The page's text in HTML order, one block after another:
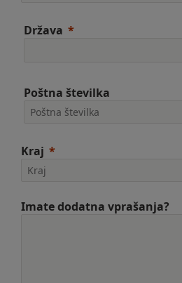
Država
Poštna številka
Kraj
Imate dodatna vprašanja?